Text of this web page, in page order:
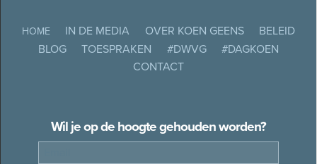
HOME IN DE MEDIA OVER KOEN GEENS
BELEID
BLOG
TOESPRAKEN #DWVG
#DAGKOEN
CONTACT
Wil je op de hoogte gehouden worden?